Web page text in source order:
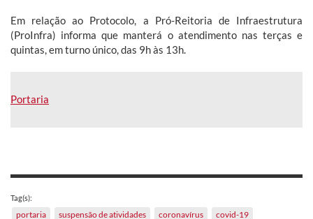
Em relação ao Protocolo, a Pró-Reitoria de Infraestrutura
(ProInfra) informa que manterá o atendimento nas terças e
quintas, em turno único, das 9h às 13h.
Portaria
Tag(s):
portaria suspensão de atividades coronavírus covid-19